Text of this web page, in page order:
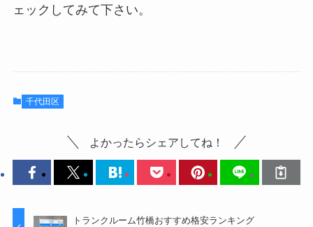
ェックしてみて下さい。
千代田区
よかったらシェアしてね！
トランクルーム竹橋おすすめ格安ランキング